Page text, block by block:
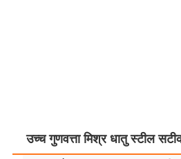
उच्च गुणवत्ता मिश्र धातु स्टील